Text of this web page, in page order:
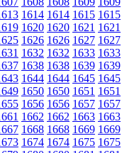
1614 1614 1615 1615
1620 1620 1621 1621
1626 1626 1627 1627
1632 1632 1633 1633
1638 1638 1639 1639
1644 1644 1645 1645
1650 1650 1651 1651
1656 1656 1657 1657
1662 1662 1663 1663
1668 1668 1669 1669
1674 1674 1675 1675